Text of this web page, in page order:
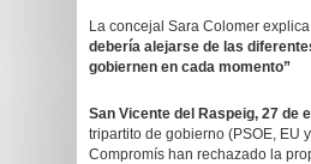
La concejal Sara Colomer
debería alejarse de las
gobiernen en cada momento”
San Vicente del Raspeig, 27 de
tripartito de gobierno (PSOE, EU
Compromís han rechazado la